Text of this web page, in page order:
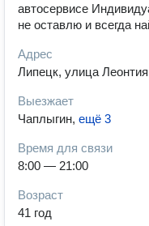
автосервисе
не оставлю и всегда
Адрес
Липецк, улица
Выезжает
Чаплыгин, ещё 3
Время для связи
8:00 — 21:00
Возраст
41 год